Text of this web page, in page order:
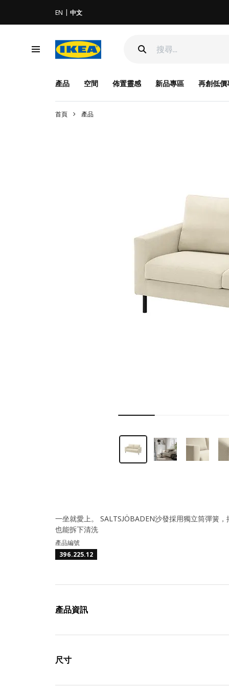
EN 中文
產品 空間 佈置靈感 新品專區 再創低價
首頁 產品
一坐就愛上。 SALTSJÖBADEN沙發採用獨立筒彈簧
也能拆下清洗
產品編號
396.225.12
產品資訊
尺寸